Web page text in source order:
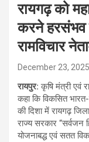
रायगढ़ को
करने हरसंभव
रामविचार
December 23, 2025
रायपुर:कृषि मंत्री एवं
कहा कि विकसित
की दिशा में रायगढ़
राज्य सरकार “सर्वजन
योजनाबद्ध एवं सतत